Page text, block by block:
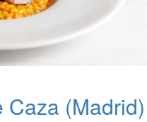
(Madrid)